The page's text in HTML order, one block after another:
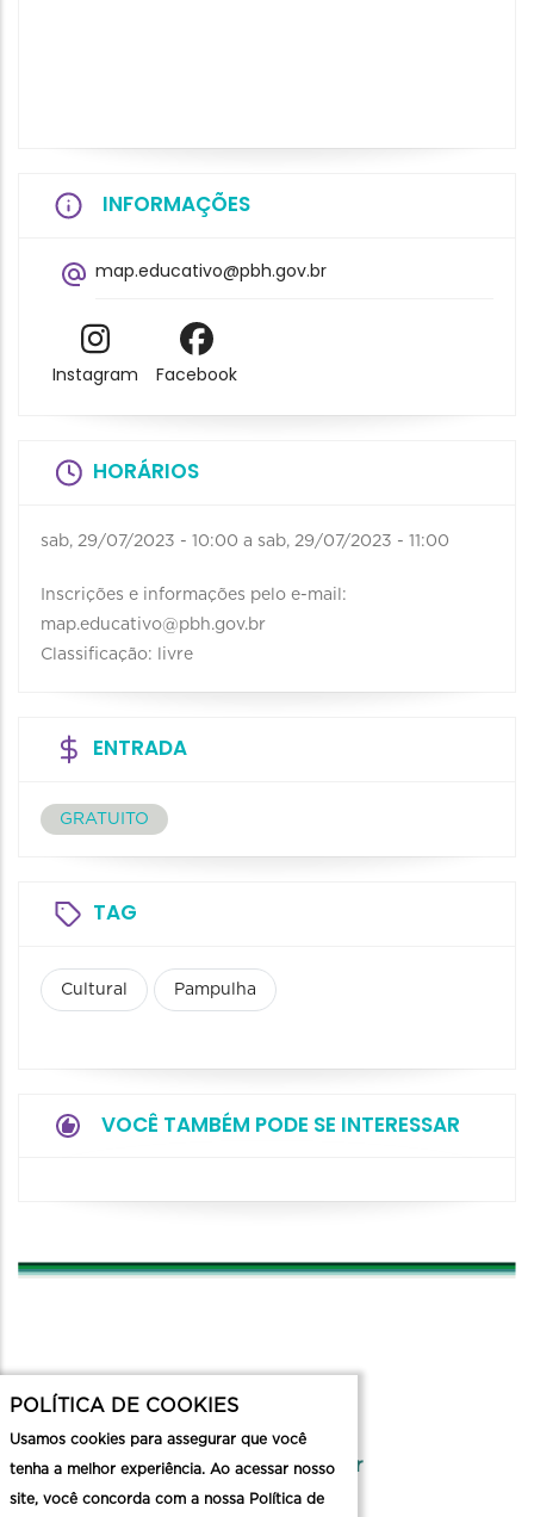
INFORMAÇÕES
map.educativo@pbh.gov.br
Instagram Facebook
HORÁRIOS
sab, 29/07/2023 - 10:00 a sab, 29/07/2023 - 11:00
Inscrições e informações pelo e-mail:
map.educativo@pbh.gov.br
Classificação: livre
ENTRADA
GRATUITO
TAG
Cultural Pampulha
VOCÊ TAMBÉM PODE SE INTERESSAR
contato
museuspampulha@pbh.gov.br
POLÍTICA DE COOKIES
Usamos cookies para assegurar que você
tenha a melhor experiência. Ao acessar nosso
site, você concorda com a nossa Política de